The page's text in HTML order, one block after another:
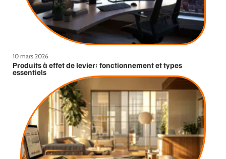
10 mars 2026
Produits à effet de levier: fonctionnement et types
essentiels